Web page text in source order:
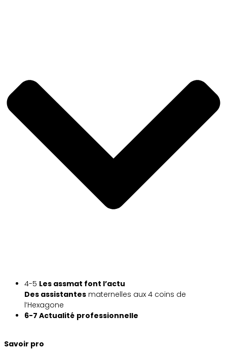
4-5 Les assmat font l’actu
Des assistantes maternelles aux 4 coins de
l’Hexagone
6-7 Actualité professionnelle
Savoir pro